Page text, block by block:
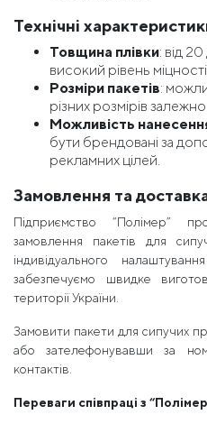
Технічні
Товщина плівки: від
високий рівень
Розміри пакетів:
різних розмірів
Можливість
бути брендовані за
рекламних цілей.
Замовлення та
Підприємство “Полімер”
замовлення пакетів для
індивідуального
забезпечуємо швидке
території України.
Замовити пакети для сипучих
або зателефонувавши за
контактів.
Переваги співпраці з